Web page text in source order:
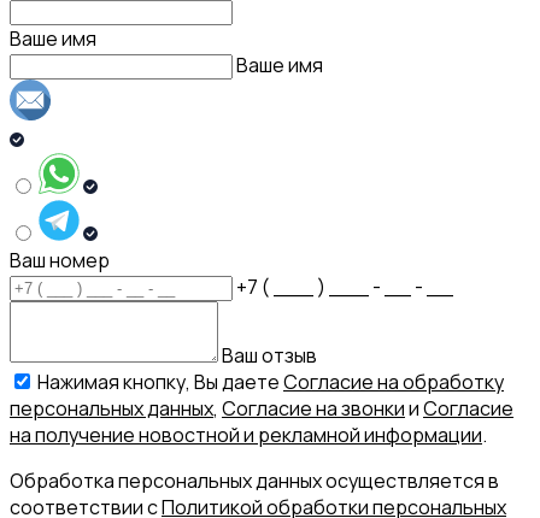
Ваше имя
Ваше имя
Ваш номер
+7 ( ___ ) ___ - __ - __
Ваш отзыв
Нажимая кнопку, Вы даетеСогласие на обработку
персональных данных, Согласие на звонкииСогласие
на получение новостной и рекламной информации.
Обработка персональных данных осуществляется в
соответствии сПолитикой обработки персональных